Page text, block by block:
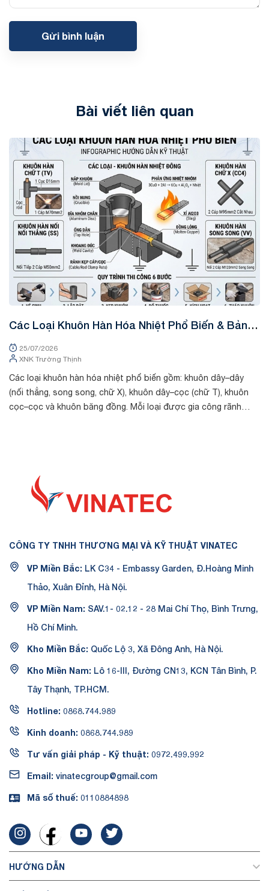
Gửi bình luận
Bài viết liên quan
Các Loại Khuôn Hàn Hóa Nhiệt Phổ Biến & Bảng
25/07/2026
XNK Trường Thịnh
Các loại khuôn hàn hóa nhiệt phổ biến gồm: khuôn dây–dây
(nối thẳng, song song, chữ X), khuôn dây–cọc (chữ T), khuôn
cọc–cọc và khuôn băng đồng. Mỗi loại được gia công rãnh
CÔNG TY TNHH THƯƠNG MẠI VÀ KỸ THUẬT VINATEC
VP Miền Bắc: LK C34 - Embassy Garden, Đ.Hoàng Minh
Thảo, Xuân Đỉnh, Hà Nội.
VP Miền Nam: SAV.1- 02.12 - 28 Mai Chí Thọ, Bình Trưng,
Hồ Chí Minh.
Kho Miền Bắc: Quốc Lộ 3, Xã Đông Anh, Hà Nội.
Kho Miền Nam: Lô 16-III, Đường CN13, KCN Tân Bình, P.
Tây Thạnh, TP.HCM.
Hotline: 0868.744.989
Kinh doanh: 0868.744.989
Tư vấn giải pháp - Kỹ thuật: 0972.499.992
Email: vinatecgroup@gmail.com
Mã số thuế: 0110884898
HƯỚNG DẪN